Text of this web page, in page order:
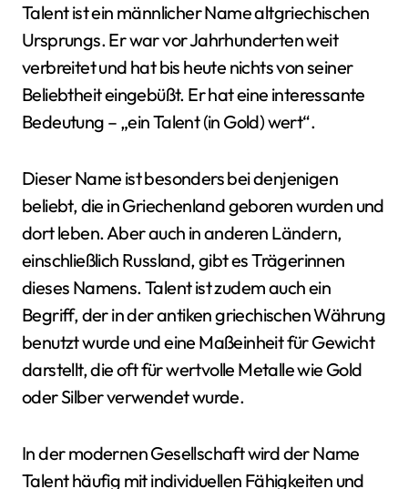
Talent ist ein männlicher Name altgriechischen
Ursprungs. Er war vor Jahrhunderten weit
verbreitet und hat bis heute nichts von seiner
Beliebtheit eingebüßt. Er hat eine interessante
Bedeutung – „ein Talent (in Gold) wert“.
Dieser Name ist besonders bei denjenigen
beliebt, die in Griechenland geboren wurden und
dort leben. Aber auch in anderen Ländern,
einschließlich Russland, gibt es Trägerinnen
dieses Namens. Talent ist zudem auch ein
Begriff, der in der antiken griechischen Währung
benutzt wurde und eine Maßeinheit für Gewicht
darstellt, die oft für wertvolle Metalle wie Gold
oder Silber verwendet wurde.
In der modernen Gesellschaft wird der Name
Talent häufig mit individuellen Fähigkeiten und